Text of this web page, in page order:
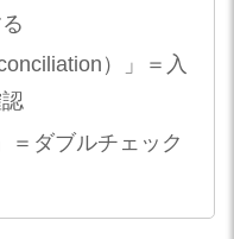
）」＝入
＝ダブルチェック